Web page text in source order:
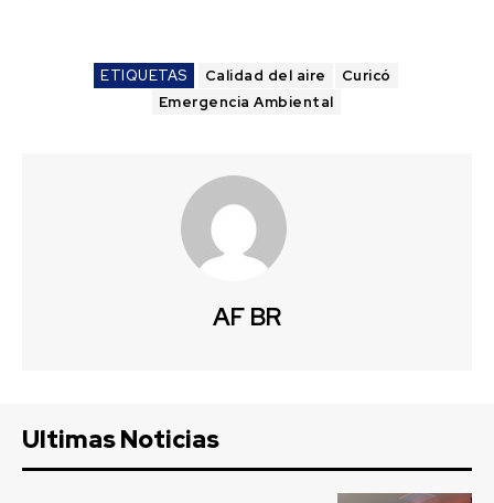
ETIQUETAS Calidad del aire
Curicó
Emergencia Ambiental
AF BR
Ultimas Noticias